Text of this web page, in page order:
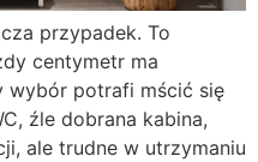
przypadek. To
centymetr ma
wybór potrafi mścić się
źle dobrana kabina,
ale trudne w utrzymaniu